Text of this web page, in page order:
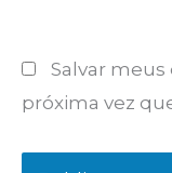
Salvar meus
próxima vez